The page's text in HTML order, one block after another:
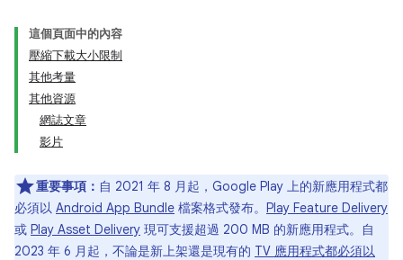
這個頁面中的內容
壓縮下載大小限制
其他考量
其他資源
網誌文章
影片
重要事項： 自 2021 年 8 月起，Google Play 上的新應用程式都
必須以 Android App Bundle 檔案格式發布。 Play Feature Delivery
或 Play Asset Delivery 現可支援超過 200 MB 的新應用程式。自
2023 年 6 月起，不論是新上架還是現有的 TV 應用程式都必須以